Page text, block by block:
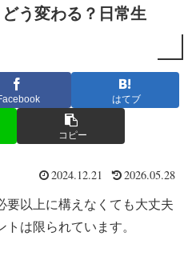
う変わる？日常生
はてブ
コピー
2024.12.21 2026.05.28
要以上に構えなくても大丈夫
は限られています。